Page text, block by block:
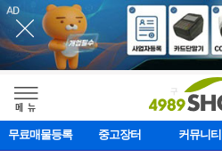
메    뉴
무료매물등록 중고장터 커뮤니티
2026 설 연휴 운영안내